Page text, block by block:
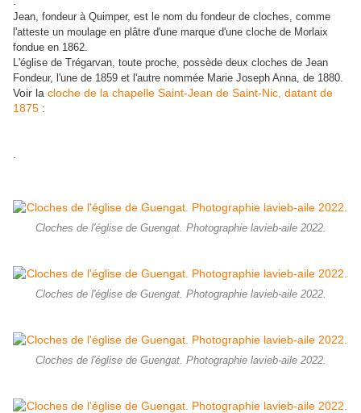
Jean, fondeur à Quimper, est le nom du fondeur de cloches, comme
l'atteste un moulage en plâtre d'une marque d'une cloche de Morlaix
fondue en 1862.
L'église de Trégarvan, toute proche, possède deux cloches de Jean
Fondeur, l'une de 1859 et l'autre nommée Marie Joseph Anna, de 1880.
Voir la cloche de la chapelle Saint-Jean de Saint-Nic, datant de
1875 :
Cloches de l'église de Guengat. Photographie lavieb-aile 2022.
Cloches de l'église de Guengat. Photographie lavieb-aile 2022.
Cloches de l'église de Guengat. Photographie lavieb-aile 2022.